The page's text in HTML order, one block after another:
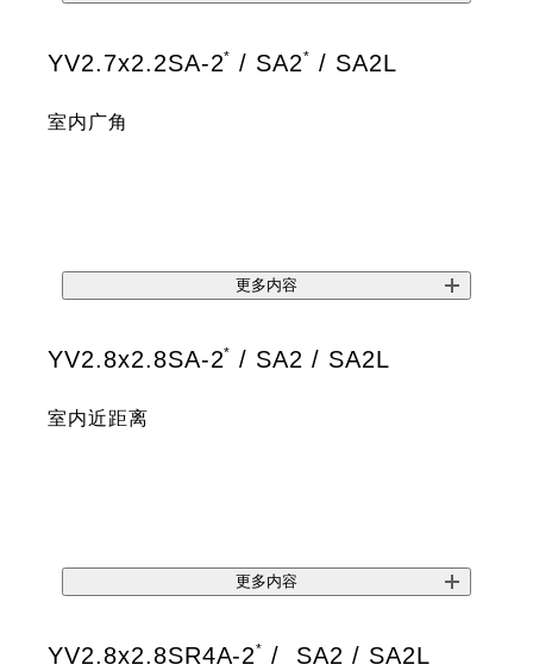
YV2.7x2.2SA-2* / SA2* / SA2L
室内广角
更多内容
YV2.8x2.8SA-2* / SA2 / SA2L
室内近距离
更多内容
YV2.8x2.8SR4A-2* / SA2 / SA2L